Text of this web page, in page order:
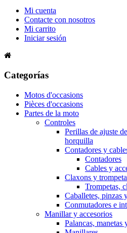
Mi cuenta
Contacte con nosotros
Mi carrito
Iniciar sesión
Categorías
Motos d'occasions
Pièces d'occasions
Partes de la moto
Controles
Perillas de ajuste
horquilla
Contadores y
Contadores
Cables y
Claxons y
Trompetas,
Caballetes, pinzas
Conmutadores e
Manillar y accesorios
Palancas, manetas